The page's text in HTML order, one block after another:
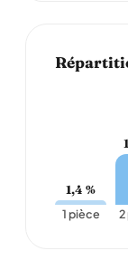
1,4 %
1 pièce
2